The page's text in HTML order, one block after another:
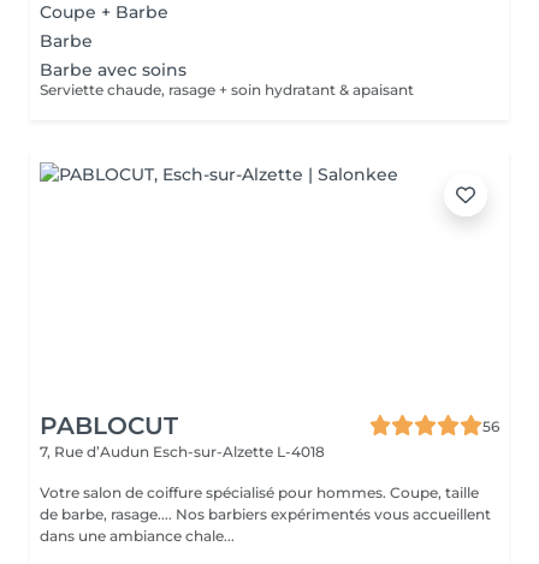
Coupe + Barbe
Barbe
Barbe avec soins
Serviette chaude, rasage + soin hydratant & apaisant
PABLOCUT
56
7, Rue d’Audun Esch-sur-Alzette L-4018
Votre salon de coiffure spécialisé pour hommes. Coupe, taille
de barbe, rasage.... Nos barbiers expérimentés vous accueillent
dans une ambiance chale...